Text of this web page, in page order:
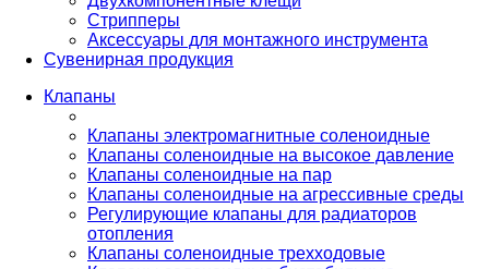
Стрипперы
Аксессуары для монтажного инструмента
Сувенирная продукция
Клапаны
Клапаны электромагнитные соленоидные
Клапаны соленоидные на высокое давление
Клапаны соленоидные на пар
Клапаны соленоидные на агрессивные среды
Регулирующие клапаны для радиаторов
отопления
Клапаны соленоидные трехходовые